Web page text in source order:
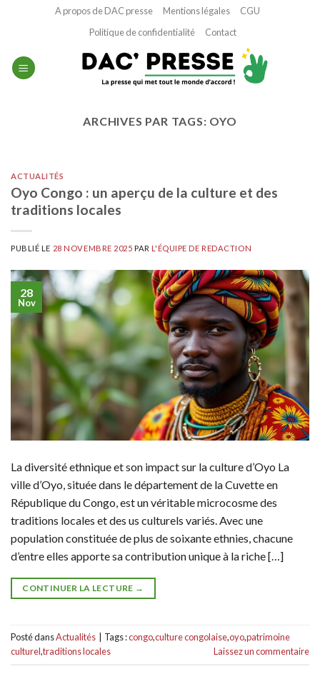
A propos de DAC presse Mentions légales
CGU
Politique de confidentialité
Contact
ARCHIVES PAR TAGS: OYO
ACTUALITÉS
Oyo Congo : un aperçu de la culture et des
traditions locales
PUBLIÉ LE 28 NOVEMBRE 2025 PARL'ÉQUIPE DE REDACTION
28
Nov
La diversité ethnique et son impact sur la culture d’Oyo La
ville d’Oyo, située dans le département de la Cuvette en
République du Congo, est un véritable microcosme des
traditions locales et des us culturels variés. Avec une
population constituée de plus de soixante ethnies, chacune
d’entre elles apporte sa contribution unique à la riche […]
CONTINUER LA LECTURE →
Posté dansActualités Tags :congo,culture congolaise,oyo,patrimoine
culturel,traditions locales Laissez un commentaire